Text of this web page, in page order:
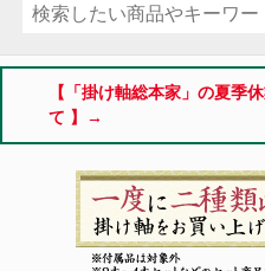
【「掛け軸総本家」の夏季
て 】→